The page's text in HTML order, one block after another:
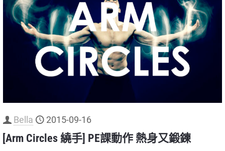
Bella 2015-09-16
[Arm Circles 繞手] PE課動作 熱身又鍛鍊